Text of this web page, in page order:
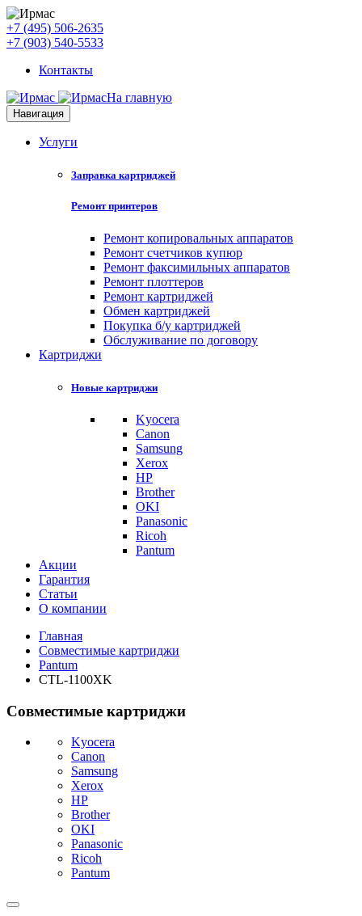
+7 (495) 506-2635
+7 (903) 540-5533
Контакты
На главную
Навигация
Услуги
Заправка картриджей
Ремонт принтеров
Ремонт копировальных аппаратов
Ремонт счетчиков купюр
Ремонт факсимильных аппаратов
Ремонт плоттеров
Ремонт картриджей
Обмен картриджей
Покупка б/у картриджей
Обслуживание по договору
Картриджи
Новые картриджи
Kyocera
Canon
Samsung
Xerox
HP
Brother
OKI
Panasonic
Ricoh
Pantum
Акции
Гарантия
Статьи
О компании
Главная
Совместимые картриджи
Pantum
CTL-1100XK
Совместимые картриджи
Kyocera
Canon
Samsung
Xerox
HP
Brother
OKI
Panasonic
Ricoh
Pantum